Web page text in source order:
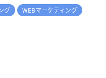
グ
WEBマーケティング